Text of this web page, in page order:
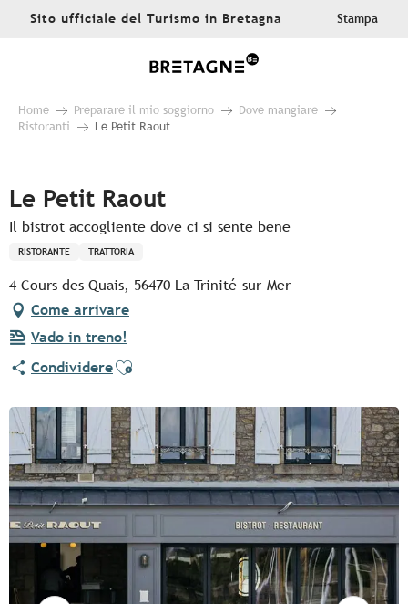
AllerSito ufficiale del Turismo in Bretagna Stampa
Home Preparare il mio soggiorno
Dove mangiare
Ristoranti
Le Petit Raout
Le Petit Raout
Il bistrot accogliente dove ci si sente bene
RISTORANTE TRATTORIA
4 Cours des Quais, 56470 La Trinité-sur-Mer
Come arrivare
Vado in treno!
CondividereAjouter aux favoris